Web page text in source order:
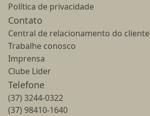
Política de privacidade
Contato
Central de relacionamento do cliente
Trabalhe conosco
Imprensa
Clube Lider
Telefone
(37) 3244-0322
(37) 98410-1640